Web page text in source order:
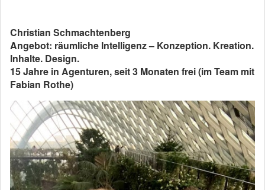
Christian Schmachtenberg
Angebot: räumliche Intelligenz – Konzeption. Kreation.
Inhalte. Design.
15 Jahre in Agenturen, seit 3 Monaten frei (im Team mit
Fabian Rothe)